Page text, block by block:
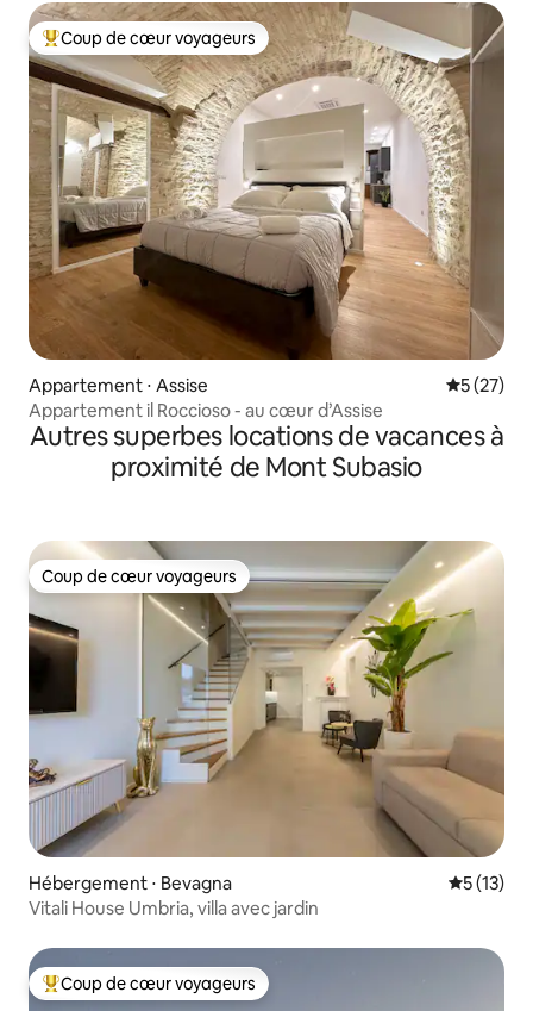
Coups de cœur voyageurs les plus appréciés
Coup de cœur voyageurs
Appartement ⋅ Assise
5 (27)
Appartement il Roccioso - au cœur d’Assise
Autres superbes locations de vacances à
proximité de Mont Subasio
Coup de cœur voyageurs
Coup de cœur voyageurs
Hébergement ⋅ Bevagna
5 (13)
Vitali House Umbria, villa avec jardin
Coups de cœur voyageurs les plus appréciés
Coup de cœur voyageurs